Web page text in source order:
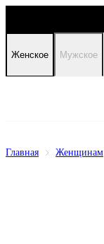
Женское Мужское
Главная Женщинам